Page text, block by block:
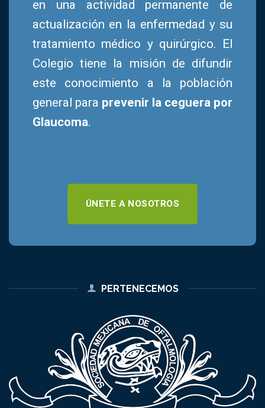
en una actividad permanente de
actualización en la enfermedad y su
tratamiento médico y quirúrgico. El
Colegio tiene la misión de difundir
este conocimiento a la población
general para prevenir la ceguera por
Glaucoma.
ÚNETE A NOSOTROS
PERTENECEMOS